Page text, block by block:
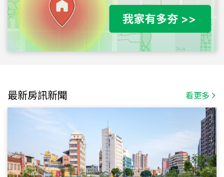
最新房訊新聞 看更多